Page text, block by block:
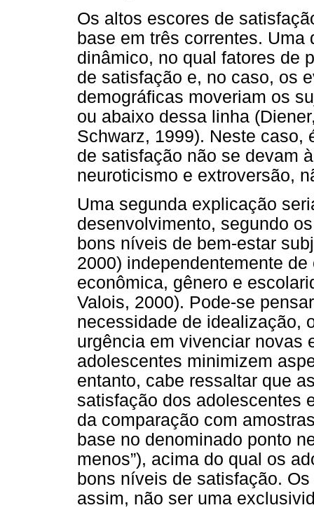
Os altos escores de
base em três correntes.
dinâmico, no qual fatores de
de satisfação e, no caso, os
demográficas moveriam os
ou abaixo dessa linha
Schwarz, 1999). Neste
de satisfação não se devam
neuroticismo e extroversão,
Uma segunda explicação
desenvolvimento, segundo
bons níveis de bem-estar
2000) independentemente
econômica, gênero e
Valois, 2000). Pode-se
necessidade de idealização,
urgência em vivenciar novas
adolescentes minimizem
entanto, cabe ressaltar que
satisfação dos adolescentes
da comparação com
base no denominado ponto
menos”), acima do qual os
bons níveis de satisfação.
assim, não ser uma